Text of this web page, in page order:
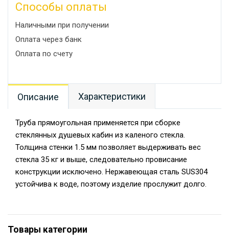
Способы оплаты
Наличными при получении
Оплата через банк
Оплата по счету
Описание Характеристики
Труба прямоугольная применяется при сборке
стеклянных душевых кабин из каленого стекла.
Толщина стенки 1.5 мм позволяет выдерживать вес
стекла 35 кг и выше, следовательно провисание
конструкции исключено. Нержавеющая сталь SUS304
устойчива к воде, поэтому изделие прослужит долго.
Товары категории